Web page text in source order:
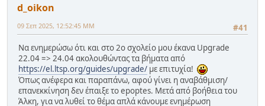
d_oikon
#41
09 Σεπ 2025, 12:52:45 ΜΜ
Να ενημερώσω ότι και στο 2ο σχολείο μου έκανα Upgrade
22.04 => 24.04 ακολουθώντας τα βήματα από
https://el.ltsp.org/guides/upgrade/ με επιτυχία!
Όπως ανέφερα και παραπάνω, αφού γίνει η αναβάθμιση/
επανεκκίνηση δεν έπαιξε το epoptes. Μετά από βοήθεια του
Άλκη, για να λυθεί το θέμα απλά κάνουμε ενημέρωση